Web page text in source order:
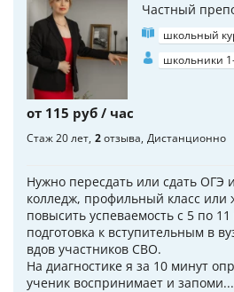
Частный
школьный
школьники
от 115 руб / час
Стаж 20 лет 2отзыва Дистанционно
Нужно пересдать или сдать ОГЭ
колледж, профильный класс или
повысить успеваемость с 5 по 11
подготовка к вступительным в
вдов участников СВО.
На диагностике я за 10 минут
ученик воспринимает и запоми...